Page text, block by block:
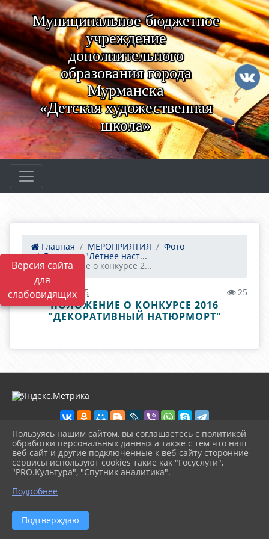
Версия сайта
для
слабовидящих
Муниципальное бюджетное
учреждение
дополнительного
образования города
Мурманска
«Детская художественная
школа»
Главная МЕРОПРИЯТИЯ
Фото
Выставка "Летнее наст...
Положение о конкурсе 2...
02.02.2022 08:45 25
ПОЛОЖЕНИЕ О КОНКУРСЕ 2016
"ДЕКОРАТИВНЫЙ НАТЮРМОРТ"
2026 г. dhsh-murm.ru
Вход
Карта сайта
Политика обработки персональных данных
Сделано на KubCMS
Разработка и поддержка
Пользуясь нашим сайтом, вы соглашаетесь с политикой
обработки персональных данных а также с тем что наш
веб-сайт и другие подключенные к веб-сайту сторонние
сервисы используют cookies такие как "Госуслуги",
"PRO.Культура", "Спутник аналитика".
Подробнее
Подтверждаю